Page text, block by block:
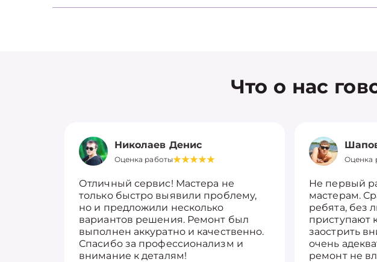
Что о нас
Николаев Денис
Оценка работы
Отличный сервис! Мастера не
только быстро выявили проблему,
но и предложили несколько
вариантов решения. Ремонт был
выполнен аккуратно и качественно.
Спасибо за профессионализм и
внимание к деталям!
Оценка
Не первый
мастерам.
ребята, без
приступают
заострить
очень
ремонт не